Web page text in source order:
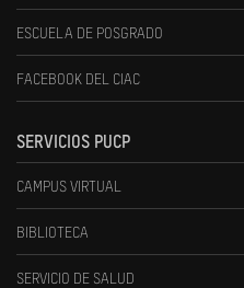
ESCUELA DE POSGRADO
FACEBOOK DEL CIAC
SERVICIOS PUCP
CAMPUS VIRTUAL
BIBLIOTECA
SERVICIO DE SALUD